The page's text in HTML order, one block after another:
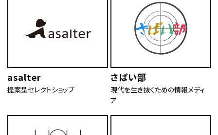
asalter
提案型セレクトショップ
さばい部
現代を生き抜くための情報メディ
ア